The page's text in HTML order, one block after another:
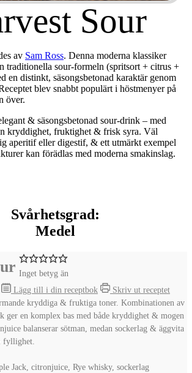
Sour
av Sam Ross. Denna moderna klassiker
traditionella sour-formeln (spritsort + citrus +
en distinkt, säsongsbetonad karaktär genom
blev snabbt populärt i höstmenyer på
över.
& säsongsbetonad sour‑drink – med
kryddighet, fruktighet & frisk syra. Väl
aperitif eller digestif, & ett utmärkt exempel
kan förädlas med moderna smakinslag.
Svårhetsgrad:
Medel
Inget betyg än
Lägg till i din receptbok
Skriv ut receptet
kryddiga & fruktiga toner. Kombinationen av
ger en komplex bas med både kryddighet & mogen
balanserar sötman, medan sockerlag & äggvita
fyllighet.
Jack, citronjuice, Rye whisky, sockerlag